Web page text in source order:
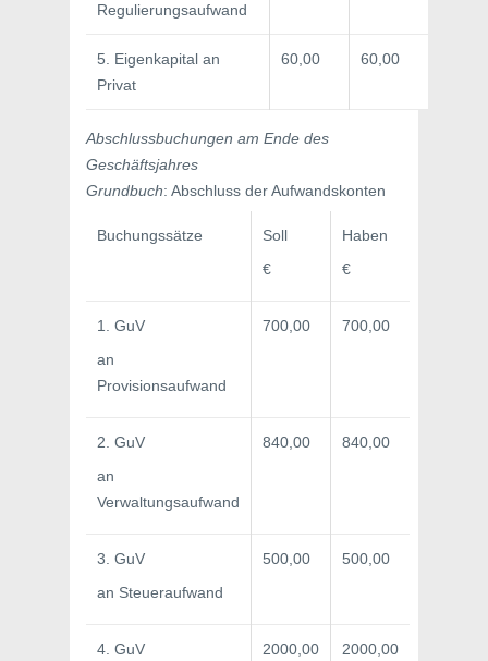
Regulierungsaufwand
5. Eigenkapital an
Privat
60,00 60,00
Abschlussbuchungen am Ende des
Geschäftsjahres
Grundbuch: Abschluss der Aufwandskonten
Buchungssätze
Soll
€
Haben
€
1. GuV
an
Provisionsaufwand
700,00 700,00
2. GuV
an
Verwaltungsaufwand
840,00 840,00
3. GuV
an Steueraufwand
500,00 500,00
4. GuV 2000,00 2000,00